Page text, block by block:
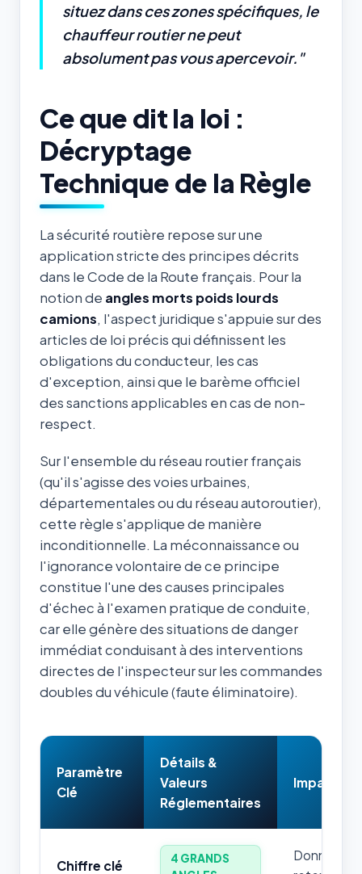
situez dans ces zones spécifiques, le
chauffeur routier ne peut
absolument pas vous apercevoir."
Ce que dit la loi :
Décryptage
Technique de la Règle
La sécurité routière repose sur une
application stricte des principes décrits
dans le Code de la Route français. Pour la
notion de angles morts poids lourds
camions, l'aspect juridique s'appuie sur des
articles de loi précis qui définissent les
obligations du conducteur, les cas
d'exception, ainsi que le barème officiel
des sanctions applicables en cas de non-
respect.
Sur l'ensemble du réseau routier français
(qu'il s'agisse des voies urbaines,
départementales ou du réseau autoroutier),
cette règle s'applique de manière
inconditionnelle. La méconnaissance ou
l'ignorance volontaire de ce principe
constitue l'une des causes principales
d'échec à l'examen pratique de conduite,
car elle génère des situations de danger
immédiat conduisant à des interventions
directes de l'inspecteur sur les commandes
doubles du véhicule (faute éliminatoire).
Paramètre
Clé
Détails &
Valeurs
Réglementaires
Impact &
Chiffre clé
4 GRANDS
Donnée